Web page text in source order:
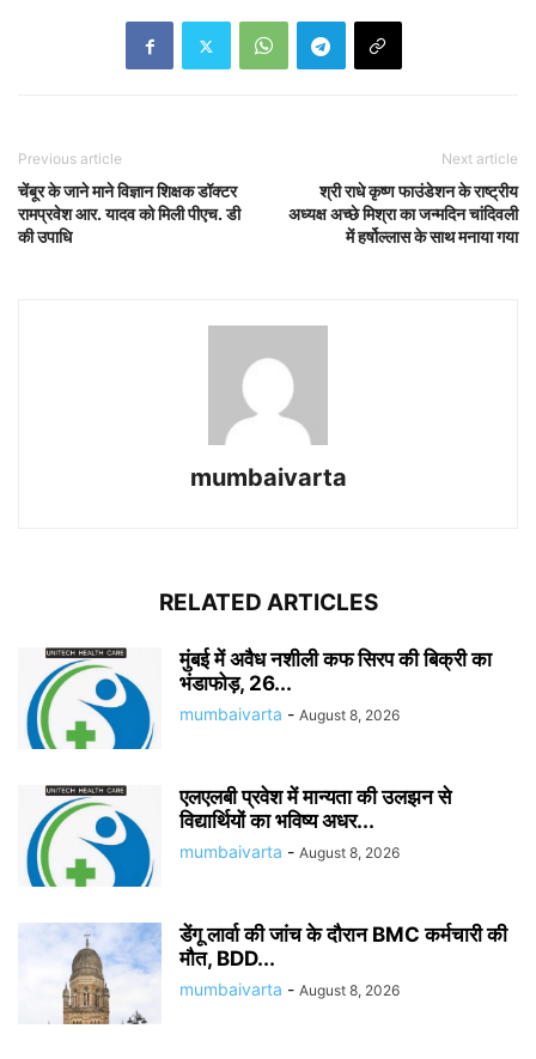
Previous article
चेंबूर के जाने माने विज्ञान शिक्षक डॉक्टर
रामप्रवेश आर. यादव को मिली पीएच. डी
की उपाधि
Next article
श्री राधे कृष्ण फाउंडेशन के राष्ट्रीय
अध्यक्ष अच्छे मिश्रा का जन्मदिन चांदिवली
में हर्षोल्लास के साथ मनाया गया
mumbaivarta
RELATED ARTICLES
मुंबई में अवैध नशीली कफ सिरप की बिक्री का
भंडाफोड़, 26...
mumbaivarta - August 8, 2026
एलएलबी प्रवेश में मान्यता की उलझन से
विद्यार्थियों का भविष्य अधर...
mumbaivarta - August 8, 2026
डेंगू लार्वा की जांच के दौरान BMC कर्मचारी की
मौत, BDD...
mumbaivarta - August 8, 2026